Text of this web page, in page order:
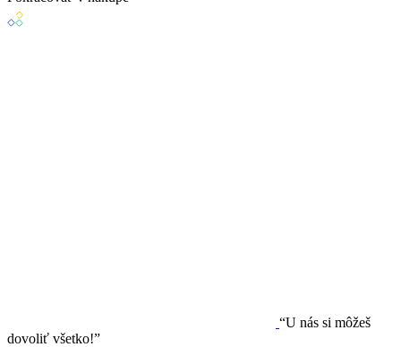
“U nás si môžeš
dovoliť všetko!”